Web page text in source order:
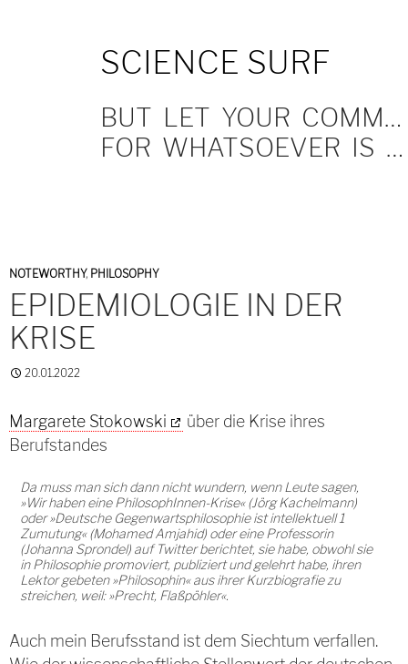
SCIENCE SURF
BUT LET YOUR COMMUNICATION BE YEA, YEA; NAY, NAY.
FOR WHATSOEVER IS MORE THAN THESE COMETH OF EVIL.
NOTEWORTHY, PHILOSOPHY
EPIDEMIOLOGIE IN DER
KRISE
20.01.2022
Margarete Stokowski
über die Krise ihres
Berufstandes
Da muss man sich dann nicht wundern, wenn Leute sagen,
»Wir haben eine PhilosophInnen-Krise« (Jörg Kachelmann)
oder »Deutsche Gegenwartsphilosophie ist intellektuell 1
Zumutung« (Mohamed Amjahid) oder eine Professorin
(Johanna Sprondel) auf Twitter berichtet, sie habe, obwohl sie
in Philosophie promoviert, publiziert und gelehrt habe, ihren
Lektor gebeten »Philosophin« aus ihrer Kurzbiografie zu
streichen, weil: »Precht, Flaßpöhler«.
Auch mein Berufsstand ist dem Siechtum verfallen.